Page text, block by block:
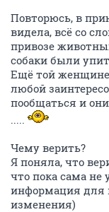
Повторюсь, в
видела, всё со
привозе
собаки были
Ещё той женщине
любой
пообщаться и
.....
Чему верить?
Я поняла, что
что пока сама не
информация для
изменения)